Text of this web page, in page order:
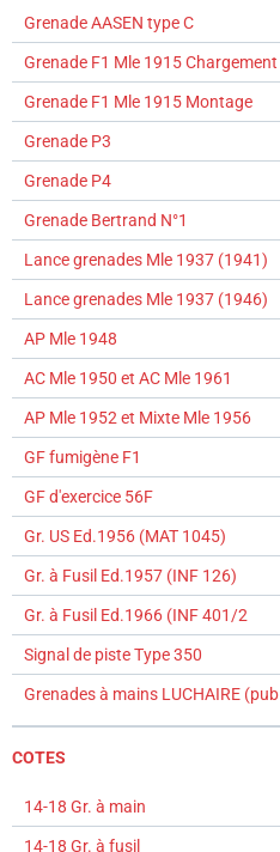
Grenade AASEN type C
Grenade F1 Mle 1915 Chargement
Grenade F1 Mle 1915 Montage
Grenade P3
Grenade P4
Grenade Bertrand N°1
Lance grenades Mle 1937 (1941)
Lance grenades Mle 1937 (1946)
AP Mle 1948
AC Mle 1950 et AC Mle 1961
AP Mle 1952 et Mixte Mle 1956
GF fumigène F1
GF d'exercice 56F
Gr. US Ed.1956 (MAT 1045)
Gr. à Fusil Ed.1957 (INF 126)
Gr. à Fusil Ed.1966 (INF 401/2
Signal de piste Type 350
Grenades à mains LUCHAIRE (pub
COTES
14-18 Gr. à main
14-18 Gr. à fusil